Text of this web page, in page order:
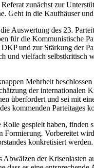
zunächst zur
Geht in die Kaufhäuser
Auswertung des 23.
für die Kommunistische
und zur Stärkung der
und vielfach selbstkritisch
Mehrheit
der
überfordert und sei mit
kommenden Parteitages
gespielt haben,
Formierung. Vorbereitet
konkretisiert werden.
Abwälzen der